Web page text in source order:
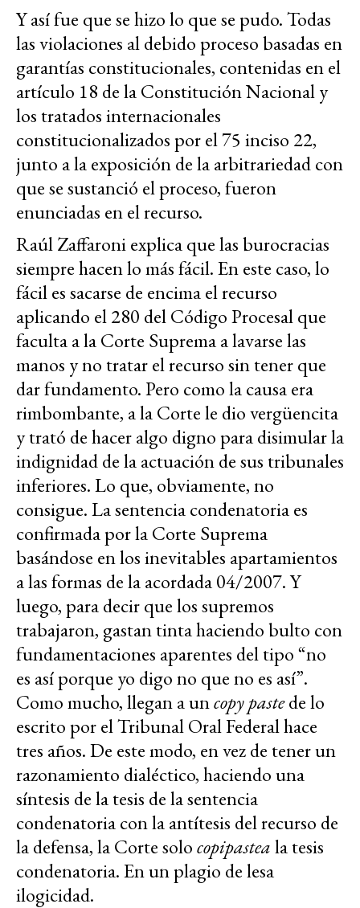
Y así fue que se hizo lo que se pudo. Todas
las violaciones al debido proceso basadas en
garantías constitucionales, contenidas en el
artículo 18 de la Constitución Nacional y
los tratados internacionales
constitucionalizados por el 75 inciso 22,
junto a la exposición de la arbitrariedad con
que se sustanció el proceso, fueron
enunciadas en el recurso.
Raúl Zaffaroni explica que las burocracias
siempre hacen lo más fácil. En este caso, lo
fácil es sacarse de encima el recurso
aplicando el 280 del Código Procesal que
faculta a la Corte Suprema a lavarse las
manos y no tratar el recurso sin tener que
dar fundamento. Pero como la causa era
rimbombante, a la Corte le dio vergüencita
y trató de hacer algo digno para disimular la
indignidad de la actuación de sus tribunales
inferiores. Lo que, obviamente, no
consigue. La sentencia condenatoria es
confirmada por la Corte Suprema
basándose en los inevitables apartamientos
a las formas de la acordada 04/2007. Y
luego, para decir que los supremos
trabajaron, gastan tinta haciendo bulto con
fundamentaciones aparentes del tipo “no
es así porque yo digo no que no es así”.
Como mucho, llegan a uncopy pastede lo
escrito por el Tribunal Oral Federal hace
tres años. De este modo, en vez de tener un
razonamiento dialéctico, haciendo una
síntesis de la tesis de la sentencia
condenatoria con la antítesis del recurso de
la defensa, la Corte solocopipasteala tesis
condenatoria. En un plagio de lesa
ilogicidad.